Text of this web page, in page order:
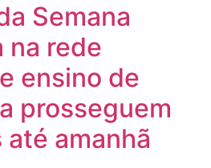
Semana
na rede
ensino de
prosseguem
amanhã